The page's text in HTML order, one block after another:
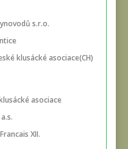
s.r.o.
klusácké asociace(CH)
asociace
XII.